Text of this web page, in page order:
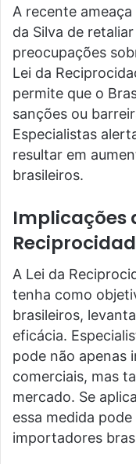
A recente
da Silva de
preocupações
Lei da
permite que o
sanções ou
Especialistas
resultar em
brasileiros.
Implicações
A Lei da
tenha como
brasileiros,
eficácia.
pode não apenas
comerciais, mas
mercado. Se
essa medida
importadores